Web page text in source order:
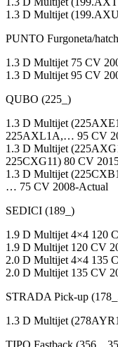
1.3 D Multijet
PUNTO Furgoneta/
1.3 D Multijet 75 CV
1.3 D Multijet 95 CV
QUBO (225_)
1.3 D Multijet
225AXL1A,… 95 CV
1.3 D Multijet
225CXG11) 80 CV
1.3 D Multijet
… 75 CV 2008-Actual
SEDICI (189_)
1.9 D Multijet 4×4 120
1.9 D Multijet 120 CV
2.0 D Multijet 4×4 135
2.0 D Multijet 135 CV
STRADA Pick-up
1.3 D Multijet
TIPO Fastback (356_,